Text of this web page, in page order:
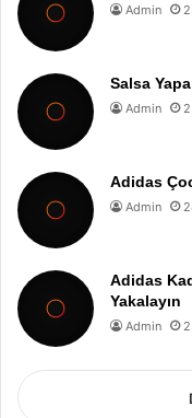
Admin
Salsa
Admin
Adidas
Admin
Adidas
Yakalayın
Admin